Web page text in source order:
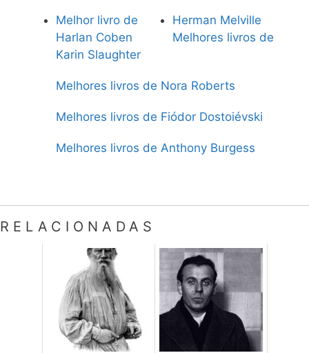
Melhor livro de
Harlan Coben
Herman Melville
Melhores livros de
Karin Slaughter
Melhores livros de Nora Roberts
Melhores livros de Fiódor Dostoiévski
Melhores livros de Anthony Burgess
RELACIONADAS